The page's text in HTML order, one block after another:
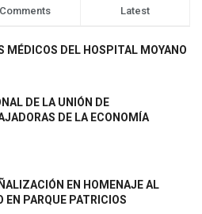
Comments Latest
MÉDICOS DEL HOSPITAL MOYANO
DE LA UNIÓN DE
DE LA ECONOMÍA
EN HOMENAJE AL
EN PARQUE PATRICIOS